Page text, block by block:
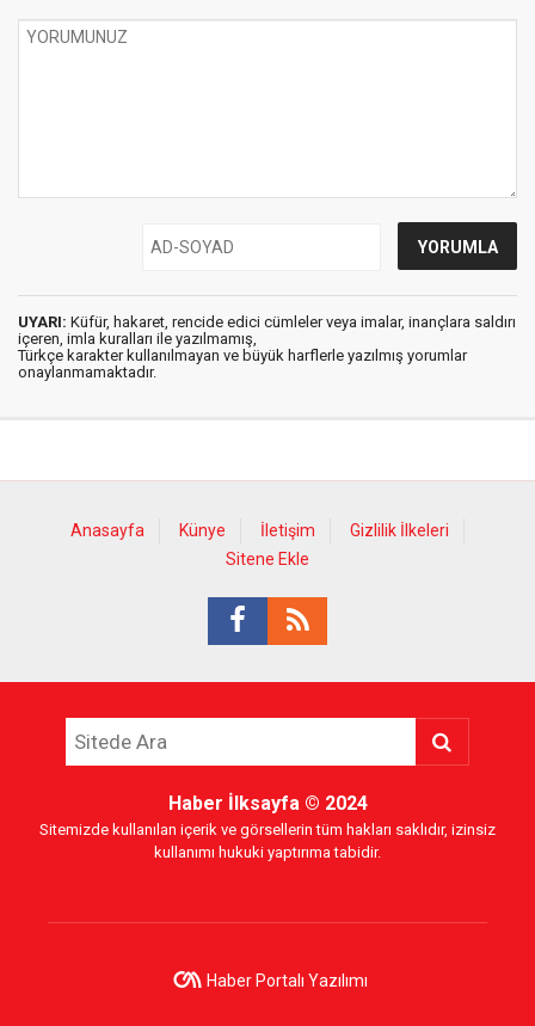
UYARI: Küfür, hakaret, rencide edici cümleler veya imalar, inançlara saldırı
içeren, imla kuralları ile yazılmamış,
Türkçe karakter kullanılmayan ve büyük harflerle yazılmış yorumlar
onaylanmamaktadır.
Anasayfa Künye İletişim
Gizlilik İlkeleri
Sitene Ekle
Haber İlksayfa© 2024
Sitemizde kullanılan içerik ve görsellerin tüm hakları saklıdır, izinsiz
kullanımı hukuki yaptırıma tabidir.
Haber Portalı Yazılımı